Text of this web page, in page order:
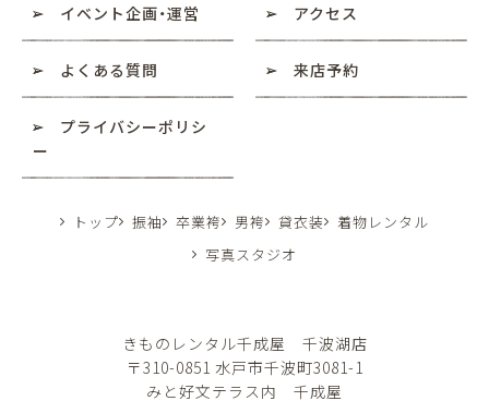
イベント企画・運営 アクセス
よくある質問 来店予約
プライバシーポリシ
ー
トップ 振袖 卒業袴 男袴 貸衣装
着物レンタル
写真スタジオ
きものレンタル千成屋 千波湖店
〒310-0851 水戸市千波町3081-1
みと好文テラス内 千成屋